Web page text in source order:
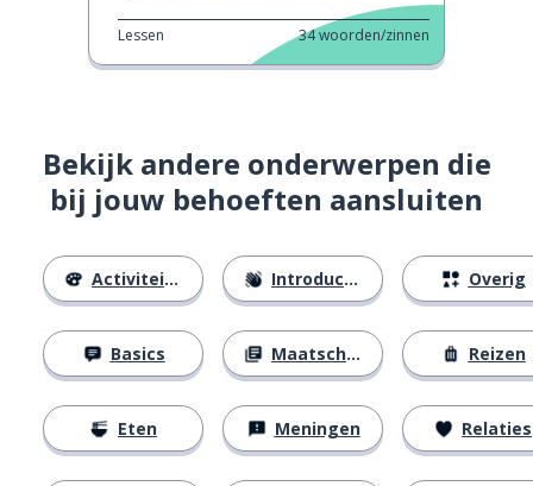
Lessen 34woorden/zinnen
Bekijk andere onderwerpen die
bij jouw behoeften aansluiten
Activiteiten
Basics
Eten
Introducties
Maatschappij
Meningen
Overig
Reizen
Relaties